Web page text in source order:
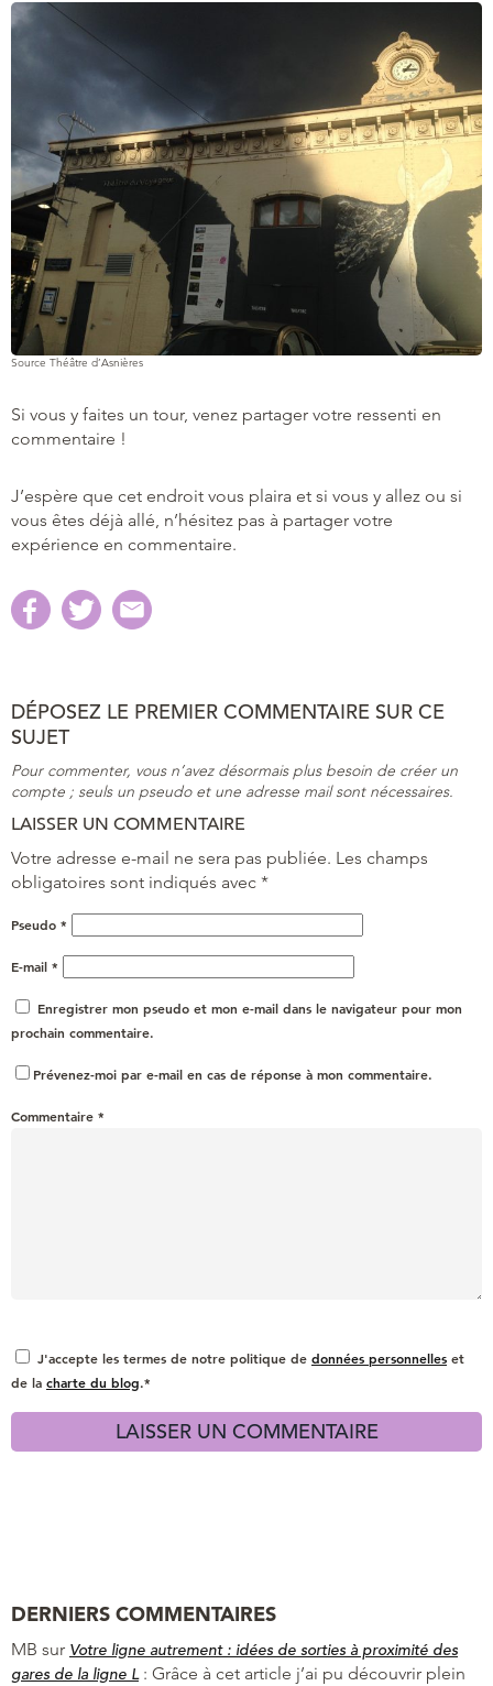
Source Théâtre d’Asnières
Si vous y faites un tour, venez partager votre ressenti en
commentaire !
J’espère que cet endroit vous plaira et si vous y allez ou si
vous êtes déjà allé, n’hésitez pas à partager votre
expérience en commentaire.
DÉPOSEZ LE PREMIER COMMENTAIRE SUR CE
SUJET
Pour commenter, vous n’avez désormais plus besoin de créer un
compte ; seuls un pseudo et une adresse mail sont nécessaires.
LAISSER UN COMMENTAIRE
Votre adresse e-mail ne sera pas publiée. Les champs
obligatoires sont indiqués avec *
Pseudo *
E-mail *
Enregistrer mon pseudo et mon e-mail dans le navigateur pour mon
prochain commentaire.
Prévenez-moi par e-mail en cas de réponse à mon commentaire.
Commentaire *
J'accepte les termes de notre politique de données personnelles et
de la charte du blog.*
DERNIERS COMMENTAIRES
MB sur Votre ligne autrement : idées de sorties à proximité des
gares de la ligne L: Grâce à cet article j’ai pu découvrir plein